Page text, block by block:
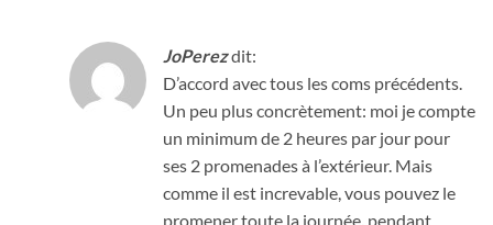
JoPerezdit:
D’accord avec tous les coms précédents.
Un peu plus concrètement: moi je compte
un minimum de 2 heures par jour pour
ses 2 promenades à l’extérieur. Mais
comme il est increvable, vous pouvez le
promener toute la journée, pendant